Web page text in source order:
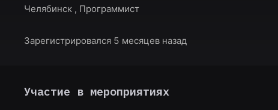
7
Челябинск , Программист
Зарегистрировался 5 месяцев назад
Участие в мероприятиях